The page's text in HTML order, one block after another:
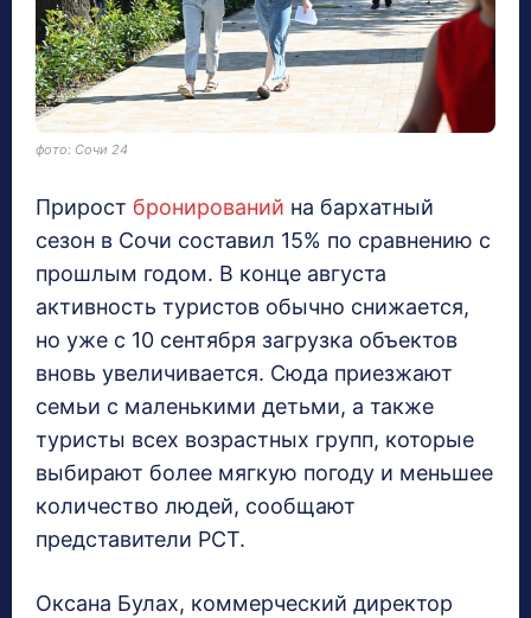
фото: Сочи 24
Прирост бронирований на бархатный
сезон в Сочи составил 15% по сравнению с
прошлым годом. В конце августа
активность туристов обычно снижается,
но уже с 10 сентября загрузка объектов
вновь увеличивается. Сюда приезжают
семьи с маленькими детьми, а также
туристы всех возрастных групп, которые
выбирают более мягкую погоду и меньшее
количество людей, сообщают
представители РСТ.
Оксана Булах, коммерческий директор